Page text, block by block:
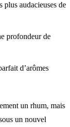
plus audacieuses de
profondeur de
d’arômes
un rhum, mais
un nouvel